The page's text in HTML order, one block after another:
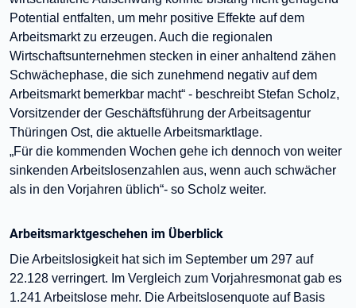
Potential entfalten, um mehr positive Effekte auf dem
Arbeitsmarkt zu erzeugen. Auch die regionalen
Wirtschaftsunternehmen stecken in einer anhaltend zähen
Schwächephase, die sich zunehmend negativ auf dem
Arbeitsmarkt bemerkbar macht“ - beschreibt Stefan Scholz,
Vorsitzender der Geschäftsführung der Arbeitsagentur
Thüringen Ost, die aktuelle Arbeitsmarktlage.
„Für die kommenden Wochen gehe ich dennoch von weiter
sinkenden Arbeitslosenzahlen aus, wenn auch schwächer
als in den Vorjahren üblich“- so Scholz weiter.
Arbeitsmarktgeschehen im Überblick
Die Arbeitslosigkeit hat sich im September um 297 auf
22.128 verringert. Im Vergleich zum Vorjahresmonat gab es
1.241 Arbeitslose mehr. Die Arbeitslosenquote auf Basis